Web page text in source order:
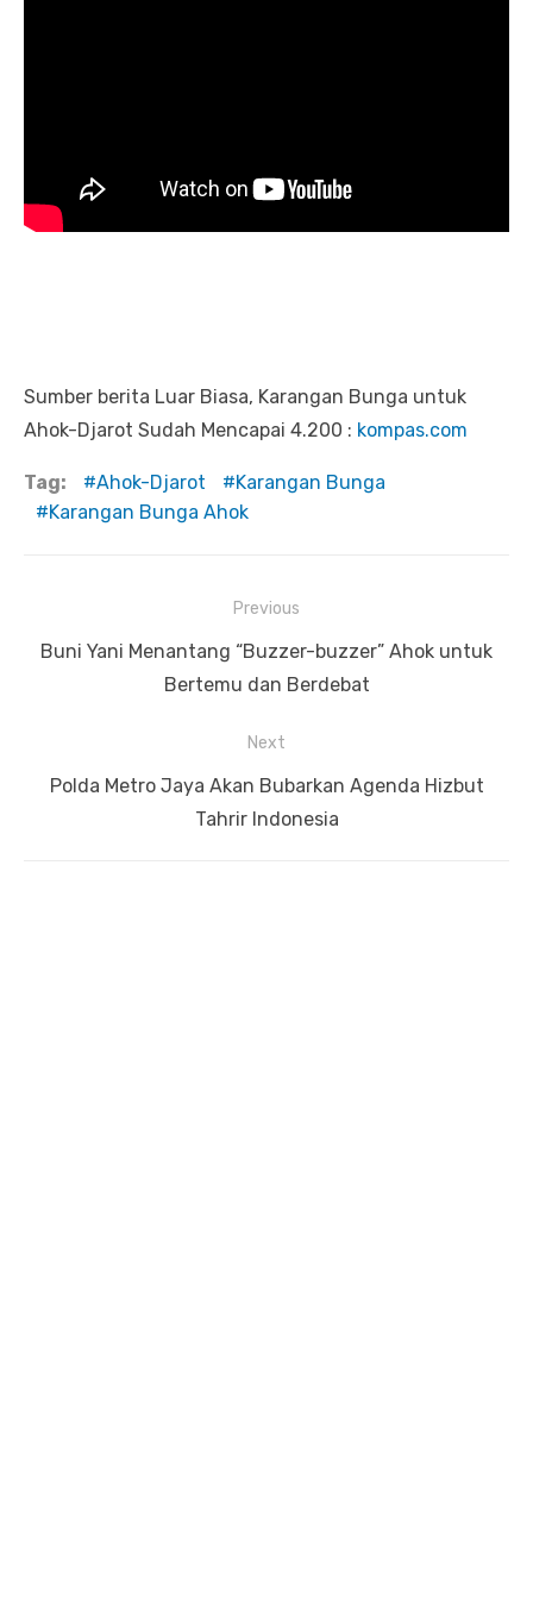
Sumber berita Luar Biasa, Karangan Bunga untuk
Ahok-Djarot Sudah Mencapai 4.200 : kompas.com
Tag: Ahok-Djarot
Karangan Bunga
Karangan Bunga Ahok
pos
Previous
Previous
Buni Yani Menantang “Buzzer-buzzer” Ahok untuk
Bertemu dan Berdebat
Next
Next
Polda Metro Jaya Akan Bubarkan Agenda Hizbut
Tahrir Indonesia